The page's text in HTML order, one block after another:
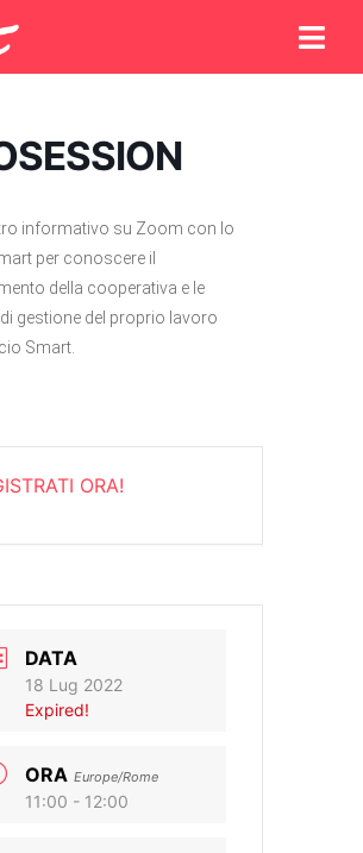
informativo su Zoom con lo
per conoscere il
della cooperativa e le
gestione del proprio lavoro
Smart.
ORA!
DATA
18 Lug 2022
Expired!
ORA Europe/Rome
11:00 - 12:00